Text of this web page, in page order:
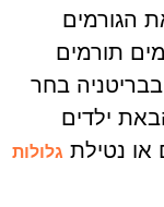
הגורמים
תורמים
בחר
ילדים
או נטילת גלולות